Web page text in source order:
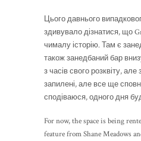
Цього давнього
здивувало дізнатися, що
чималу історію. Там є
також занедбаний бар
з часів свого розквіту,
запилені, але все ще
сподіваюся, одного дня
For now, the space is being
feature from Shane Meadows